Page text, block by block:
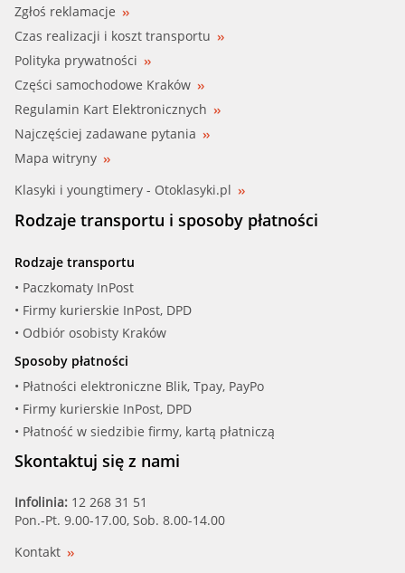
BUGIAD (BMC19186)
CALORSTAT (CP0001)
CAUTEX (461070)
ESEN SKV (24SKV309)
FARE SA (2401)
HOFFER (8193254)
IBRAS (27234)
IMPERGOM (80344)
JPG (1114401900)
KLOKKERH (95232096)
MAPCO (28874)
Zgłoś reklamacje
Czas realizacji i koszt transportu
Polityka prywatności
Części samochodowe Kraków
Regulamin Kart Elektronicznych
Najczęściej zadawane pytania
Mapa witryny
Klasyki i youngtimery - Otoklasyki.pl
Rodzaje transportu i sposoby płatności
Rodzaje transportu
• Paczkomaty InPost
• Firmy kurierskie InPost, DPD
• Odbiór osobisty Kraków
Sposoby płatności
• Płatności elektroniczne Blik, Tpay, PayPo
• Firmy kurierskie InPost, DPD
• Płatność w siedzibie firmy, kartą płatniczą
Skontaktuj się z nami
Infolinia: 12 268 31 51
Pon.-Pt. 9.00-17.00, Sob. 8.00-14.00
Kontakt